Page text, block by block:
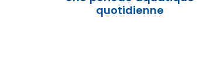
quotidienne